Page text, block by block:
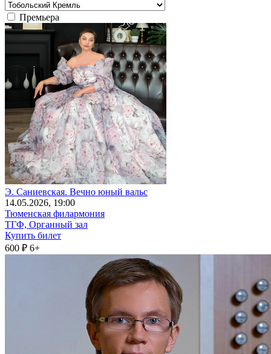
Премьера
Э. Саниевская. Вечно юный вальс
14.05.2026, 19:00
Тюменская филармония
ТГФ, Органный зал
Купить билет
600 ₽ 6+